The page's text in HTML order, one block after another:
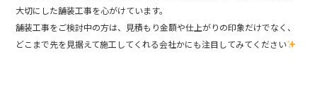
大切にした舗装工事を心がけています。
舗装工事をご検討中の方は、見積もり金額や仕上がりの印象だけでなく、
どこまで先を見据えて施工してくれる会社かにも注目してみてください